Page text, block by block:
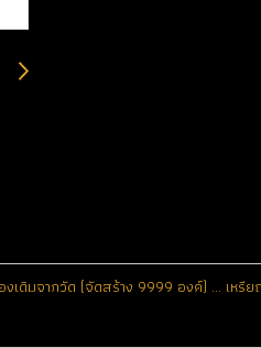
ดิมจากวัด (จัดสร้าง 9999 องค์) ... เห